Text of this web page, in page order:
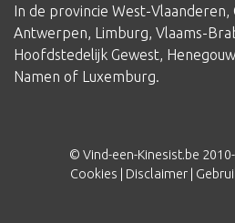
In de provincie West-Vlaanderen,
Antwerpen, Limburg, Vlaams-
Hoofdstedelijk Gewest,
Namen of Luxemburg.
© Vind-een-Kinesist.be 2010-
Cookies
Disclaimer